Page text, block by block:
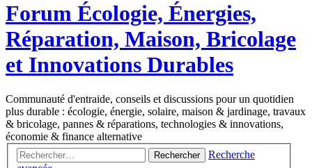
Forum Écologie, Énergies,
Réparation, Maison, Bricolage
et Innovations Durables
Communauté d'entraide, conseils et discussions pour un quotidien
plus durable : écologie, énergie, solaire, maison & jardinage, travaux
& bricolage, pannes & réparations, technologies & innovations,
économie & finance alternative
Rechercher
Recherche